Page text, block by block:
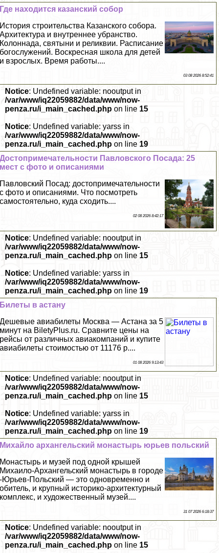
Где находится казанский собор
История строительства Казанского собора.
Архитектура и внутреннее убранство.
Колоннада, святыни и реликвии. Расписание
богослужений. Воскресная школа для детей
и взрослых. Время работы....
03 08 2026 8:52:41
Notice: Undefined variable: nooutput in
/var/www/iq22059882/data/www/now-
penza.ru/i_main_cached.php on line 15
Notice: Undefined variable: yarss in
/var/www/iq22059882/data/www/now-
penza.ru/i_main_cached.php on line 19
Достопримечательности Павловского Посада: 25
мест с фото и описаниями
Павловский Посад: достопримечательности
с фото и описаниями. Что посмотреть
самостоятельно, куда сходить....
02 08 2026 8:42:17
Notice: Undefined variable: nooutput in
/var/www/iq22059882/data/www/now-
penza.ru/i_main_cached.php on line 15
Notice: Undefined variable: yarss in
/var/www/iq22059882/data/www/now-
penza.ru/i_main_cached.php on line 19
Билеты в астану
Дешевые авиабилеты Москва — Астана за 5
минут на BiletyPlus.ru. Сравните цены на
рейсы от различных авиакомпаний и купите
авиабилеты стоимостью от 11176 р....
01 08 2026 9:13:43
Notice: Undefined variable: nooutput in
/var/www/iq22059882/data/www/now-
penza.ru/i_main_cached.php on line 15
Notice: Undefined variable: yarss in
/var/www/iq22059882/data/www/now-
penza.ru/i_main_cached.php on line 19
Михайло архангельский монастырь юрьев польский
Монастырь и музей под одной крышей
Михаило-Архангельский монастырь в городе
-Юрьев-Польский — это одновременно и
обитель, и крупный историко-архитектурный
комплекс, и художественный музей....
31 07 2026 6:18:37
Notice: Undefined variable: nooutput in
/var/www/iq22059882/data/www/now-
penza.ru/i_main_cached.php on line 15